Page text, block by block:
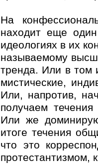
На
находит еще
идеологиях в их
называемому
тренда. Или в том
мистические,
Или, напротив,
получаем
Или же
итоге течения
что это
протестантизмом,